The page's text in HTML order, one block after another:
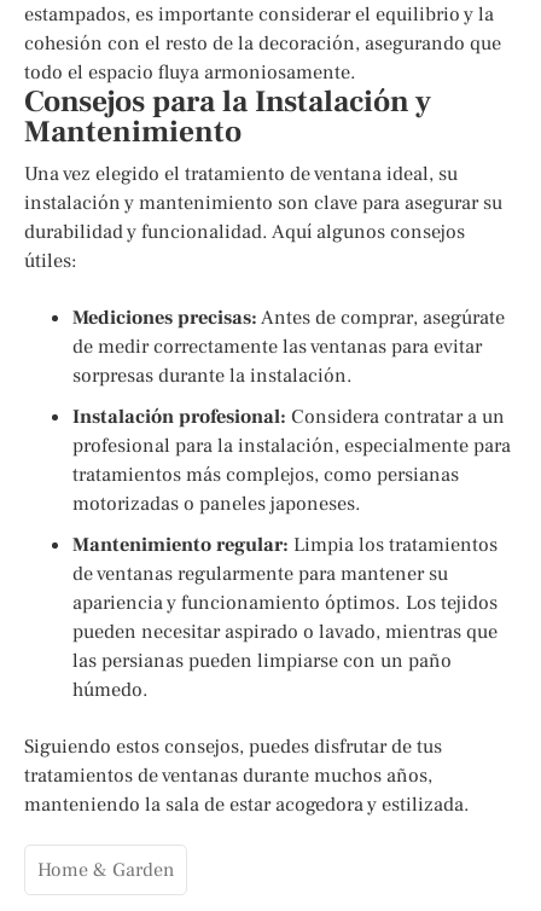
estampados, es importante considerar el equilibrio y la
cohesión con el resto de la decoración, asegurando que
todo el espacio fluya armoniosamente.
Consejos para la Instalación y
Mantenimiento
Una vez elegido el tratamiento de ventana ideal, su
instalación y mantenimiento son clave para asegurar su
durabilidad y funcionalidad. Aquí algunos consejos
útiles:
Mediciones precisas:Antes de comprar, asegúrate
de medir correctamente las ventanas para evitar
sorpresas durante la instalación.
Instalación profesional: Considera contratar a un
profesional para la instalación, especialmente para
tratamientos más complejos, como persianas
motorizadas o paneles japoneses.
Mantenimiento regular: Limpia los tratamientos
de ventanas regularmente para mantener su
apariencia y funcionamiento óptimos. Los tejidos
pueden necesitar aspirado o lavado, mientras que
las persianas pueden limpiarse con un paño
húmedo.
Siguiendo estos consejos, puedes disfrutar de tus
tratamientos de ventanas durante muchos años,
manteniendo la sala de estar acogedora y estilizada.
Home & Garden